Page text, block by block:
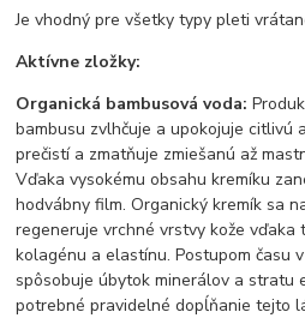
Je vhodný pre všetky typy pleti
Aktívne zložky:
Organická bambusová voda:
bambusu zvlhčuje a upokojuje citlivú
prečistí a zmatňuje zmiešanú až
Vďaka vysokému obsahu kremíku
hodvábny film. Organický kremík sa
regeneruje vrchné vrstvy kože vďaka
kolagénu a elastínu. Postupom času
spôsobuje úbytok minerálov a stratu
potrebné pravidelné dopĺňanie tejto